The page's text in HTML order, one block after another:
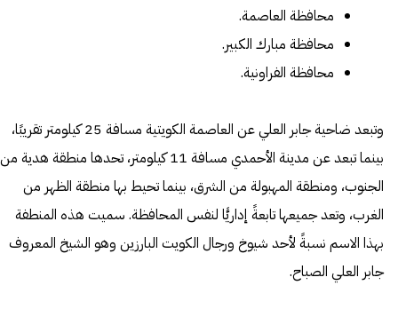
محافظة العاصمة.
محافظة مبارك الكبير.
محافظة الفراونية.
وتبعد ضاحية جابر العلي عن العاصمة الكويتية مسافة 25 كيلومتر تقريبًا،
بينما تبعد عن مدينة الأحمدي مسافة 11 كيلومتر، تحدها منطقة هدية من
الجنوب، ومنطقة المهبولة من الشرق، بينما تحيط بها منطقة الظهر من
الغرب، وتعد جميعها تابعةً إداريًّا لنفس المحافظة. سميت هذه المنطفة
بهذا الاسم نسبةً لأحد شيوخ ورجال الكويت البارزين وهو الشيخ المعروف
جابر العلي الصباح.